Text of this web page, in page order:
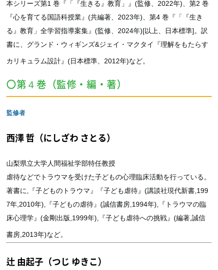
本シリーズ第1 巻『「『生きる』教育」』(監修、2022年)、第2 巻
『心を育てる国語科授業』(共編著、2023年)、第4 巻『「『生き
る』教育」全学習指導案集』(監修、2024年)[以上、日本標準]。訳
書に、グランド・ウィギンズ&ジェイ・マクタイ『理解をもたらす
カリキュラム設計』(日本標準、2012年)など。
〇第４巻（監修・編・著）
監修者
西澤 哲（にしざわ さとる）
山梨県立大学人間福祉学部特任教授
虐待などでトラウマを受けた子どもの心理臨床活動を行っている。
著書に,『子どものトラウマ』『子ども虐待』(講談社現代新書,199
7年,2010年),『子どもの虐待』(誠信書房,1994年),『トラウマの臨
床心理学』(金剛出版,1999年),『子ども虐待への挑戦』(編著,誠信
書房,2013年)など。
辻 由起子（つじ ゆきこ）